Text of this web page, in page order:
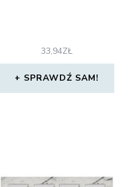
33,94ZŁ
SPRAWDŹ SAM!